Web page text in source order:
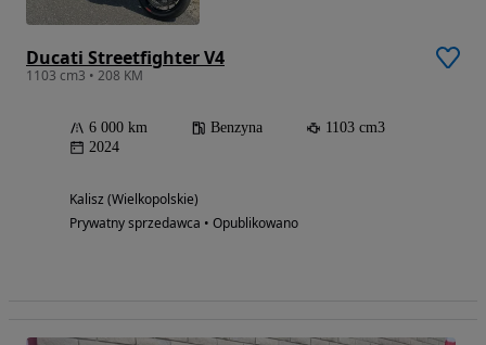
Ducati Streetfighter V4
1103 cm3 • 208 KM
6 000 km Benzyna
1103 cm3
2024
Kalisz (Wielkopolskie)
Prywatny sprzedawca • Opublikowano